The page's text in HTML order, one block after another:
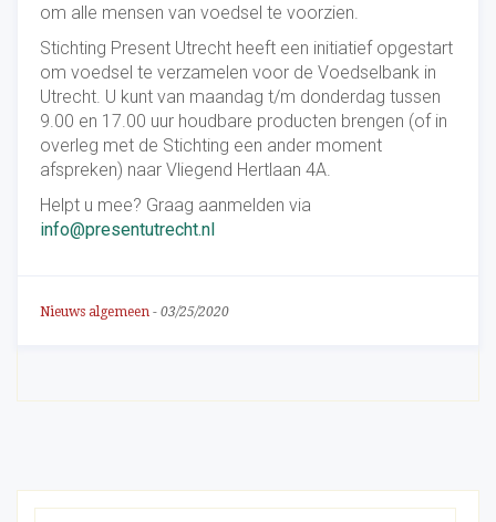
om alle mensen van voedsel te voorzien.
Stichting Present Utrecht heeft een initiatief opgestart
om voedsel te verzamelen voor de Voedselbank in
Utrecht. U kunt van maandag t/m donderdag tussen
9.00 en 17.00 uur houdbare producten brengen (of in
overleg met de Stichting een ander moment
afspreken) naar Vliegend Hertlaan 4A.
Helpt u mee? Graag aanmelden via
info@presentutrecht.nl
Nieuws algemeen - 03/25/2020